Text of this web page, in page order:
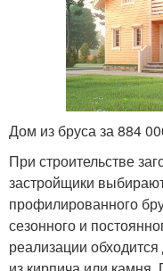
Дом из бруса за 884
При строительстве
застройщики
профилированного
сезонного и
реализации